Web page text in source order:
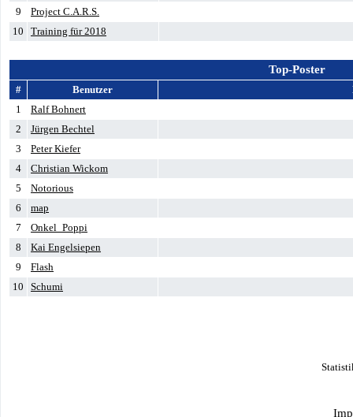
9
Project C.A.R.S.
10
Training für 2018
Top-Poster
# Benutzer
1
Ralf Bohnert
2
Jürgen Bechtel
3
Peter Kiefer
4
Christian Wickom
5
Notorious
6
map
7
Onkel_Poppi
8
Kai Engelsiepen
9
Flash
10
Schumi